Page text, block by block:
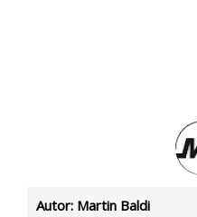
Autor: Martin Baldi